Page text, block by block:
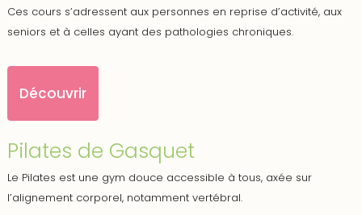
Ces cours s’adressent aux personnes en reprise d’activité, aux
seniors et à celles ayant des pathologies chroniques.
Découvrir
Pilates de Gasquet
Le Pilates est une gym douce accessible à tous, axée sur
l’alignement corporel, notamment vertébral.